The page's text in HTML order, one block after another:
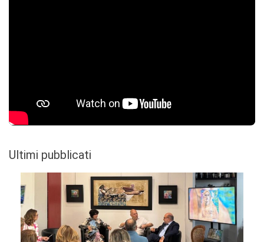
Ultimi pubblicati